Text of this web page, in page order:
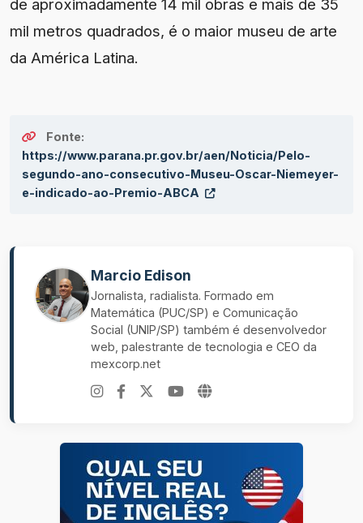
de aproximadamente 14 mil obras e mais de 35
mil metros quadrados, é o maior museu de arte
da América Latina.
Fonte:
https://www.parana.pr.gov.br/aen/Noticia/Pelo-
segundo-ano-consecutivo-Museu-Oscar-Niemeyer-
e-indicado-ao-Premio-ABCA
Marcio Edison
Jornalista, radialista. Formado em
Matemática (PUC/SP) e Comunicação
Social (UNIP/SP) também é desenvolvedor
web, palestrante de tecnologia e CEO da
mexcorp.net